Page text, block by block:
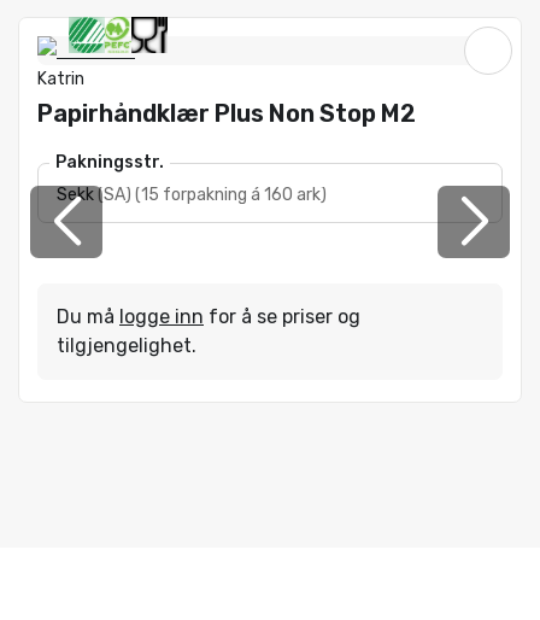
Katrin
Papirhåndklær Plus Non Stop M2
Pakningsstr.
Sekk(SA) (15 forpakning á 160 ark)
Du må logge inn for å se priser og
tilgjengelighet.